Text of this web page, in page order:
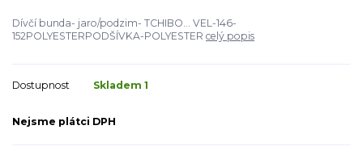
Dívčí bunda- jaro/podzim- TCHIBO... VEL-146-
152POLYESTERPODŠÍVKA-POLYESTER celý popis
Dostupnost Skladem 1
Nejsme plátci DPH